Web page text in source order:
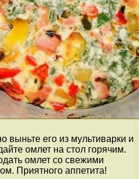
выньте его из мультиварки и
омлет на стол горячим.
омлет со свежими
Приятного аппетита!